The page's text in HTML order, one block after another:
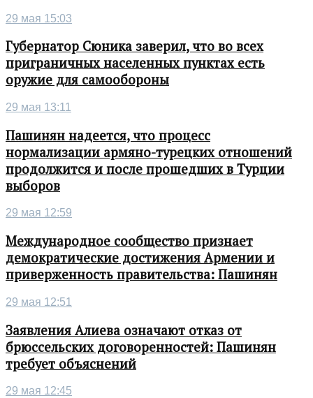
29 мая 15:03
Губернатор Сюника заверил, что во всех
приграничных населенных пунктах есть
оружие для самообороны
29 мая 13:11
Пашинян надеется, что процесс
нормализации армяно-турецких отношений
продолжится и после прошедших в Турции
выборов
29 мая 12:59
Международное сообщество признает
демократические достижения Армении и
приверженность правительства: Пашинян
29 мая 12:51
Заявления Алиева означают отказ от
брюссельских договоренностей: Пашинян
требует объяснений
29 мая 12:45